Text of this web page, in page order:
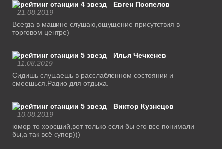
Евген Поспелов
21.08.2019
Всегда в машине слушаю,ощущение присутствия в
торговом центре)
Илья Чечкенев
11.08.2019
Сидишь слушаешь в расслабленном состоянии и
смеешься.Радио для отдыха.
Виктор Кузнецов
10.08.2019
юмор то хороший,вот только если бы его все понимали
бы,а так всё супер)))